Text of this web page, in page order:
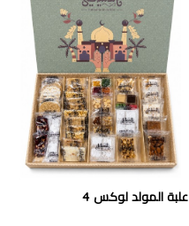
علبة المولد لوكس 4